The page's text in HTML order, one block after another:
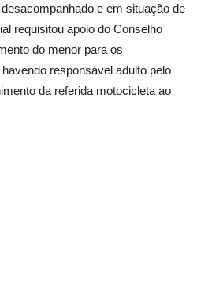
e em situação de
requisitou apoio do Conselho
do menor para os
responsável adulto pelo
da referida motocicleta ao